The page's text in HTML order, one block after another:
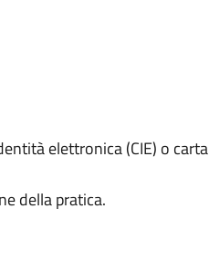
elettronica (CIE) o carta
della pratica.